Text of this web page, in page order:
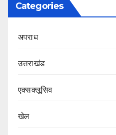
Categories
अपराध
उत्तराखंड
एक्सक्लूसिव
खेल